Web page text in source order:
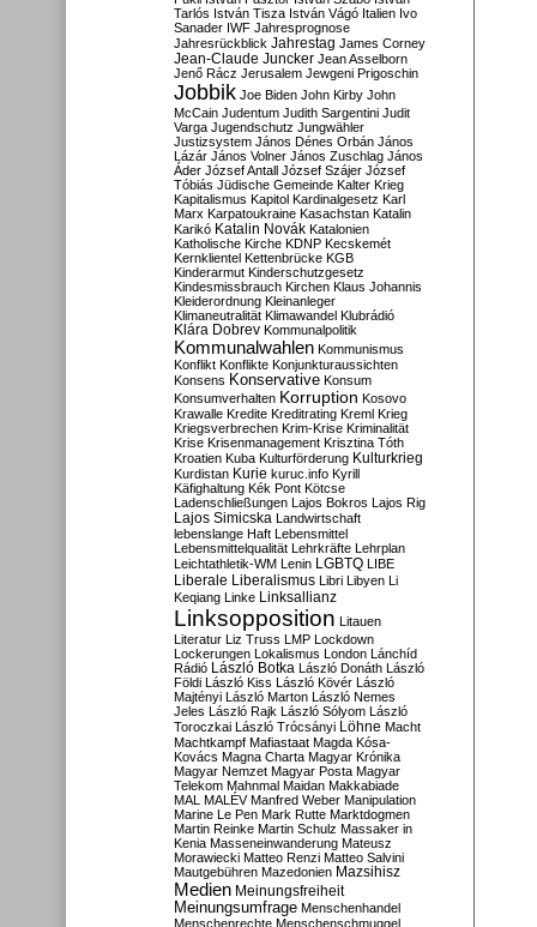
Tarlós István Tisza István Vágó Italien Ivo
Sanader IWF Jahresprognose
Jahresrückblick Jahrestag James Corney
Jean-Claude Juncker Jean Asselborn
Jenő Rácz Jerusalem Jewgeni Prigoschin
Jobbik Joe Biden John Kirby John
McCain Judentum Judith Sargentini Judit
Varga Jugendschutz Jungwähler
Justizsystem János Dénes Orbán János
Lázár János Volner János Zuschlag János
Áder József Antall József Szájer József
Tóbiás Jüdische Gemeinde Kalter Krieg
Kapitalismus Kapitol Kardinalgesetz Karl
Marx Karpatoukraine Kasachstan Katalin
Karikó Katalin Novák Katalonien
Katholische Kirche KDNP Kecskemét
Kernklientel Kettenbrücke KGB
Kinderarmut Kinderschutzgesetz
Kindesmissbrauch Kirchen Klaus Johannis
Kleiderordnung Kleinanleger
Klimaneutralität Klimawandel Klubrádió
Klára Dobrev Kommunalpolitik
Kommunalwahlen Kommunismus
Konflikt Konflikte Konjunkturaussichten
Konsens Konservative Konsum
Konsumverhalten Korruption Kosovo
Krawalle Kredite Kreditrating Kreml Krieg
Kriegsverbrechen Krim-Krise Kriminalität
Krise Krisenmanagement Krisztina Tóth
Kroatien Kuba Kulturförderung Kulturkrieg
Kurdistan Kurie kuruc.info Kyrill
Käfighaltung Kék Pont Kötcse
Ladenschließungen Lajos Bokros Lajos Rig
Lajos Simicska Landwirtschaft
lebenslange Haft Lebensmittel
Lebensmittelqualität Lehrkräfte Lehrplan
Leichtathletik-WM Lenin LGBTQ LIBE
Liberale Liberalismus Libri Libyen Li
Keqiang Linke Linksallianz
Linksopposition Litauen
Literatur Liz Truss LMP Lockdown
Lockerungen Lokalismus London Lánchíd
Rádió
László Botka László Donáth László
Földi László Kiss László Kövér László
Majtényi László Marton László Nemes
Jeles László Rajk László Sólyom László
Toroczkai László Trócsányi Löhne Macht
Machtkampf Mafiastaat Magda Kósa-
Kovács Magna Charta Magyar Krónika
Magyar Nemzet Magyar Posta Magyar
Telekom Mahnmal Maidan Makkabiade
MAL MALÉV Manfred Weber Manipulation
Marine Le Pen Mark Rutte Marktdogmen
Martin Reinke Martin Schulz Massaker in
Kenia Masseneinwanderung Mateusz
Morawiecki Matteo Renzi Matteo Salvini
Mautgebühren Mazedonien Mazsihisz
Medien Meinungsfreiheit
Meinungsumfrage Menschenhandel
Menschenrechte Menschenschmuggel